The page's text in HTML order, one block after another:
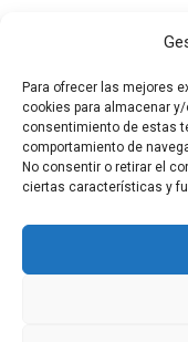
Para ofrecer las mejores
cookies para almacenar
consentimiento de estas
comportamiento de
No consentir o retirar el
ciertas características y
Todos los derechos